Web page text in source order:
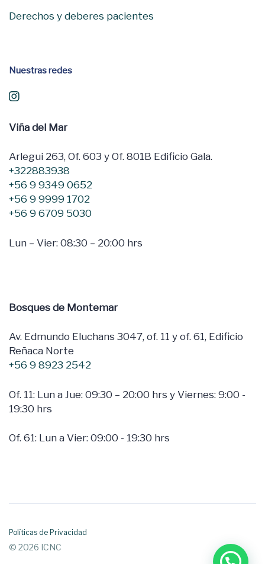
Derechos y deberes pacientes
Nuestras redes
Viña del Mar
Arlegui 263, Of. 603 y Of. 801B Edificio Gala.
+322883938
+56 9 9349 0652
+56 9 9999 1702
+56 9 6709 5030
Lun – Vier: 08:30 – 20:00 hrs
Bosques de Montemar
Av. Edmundo Eluchans 3047, of. 11 y of. 61, Edificio
Reñaca Norte
+56 9 8923 2542
Of. 11: Lun a Jue: 09:30 – 20:00 hrs y Viernes: 9:00 -
19:30 hrs
Of. 61: Lun a Vier: 09:00 - 19:30 hrs
Políticas de Privacidad
© 2026 ICNC